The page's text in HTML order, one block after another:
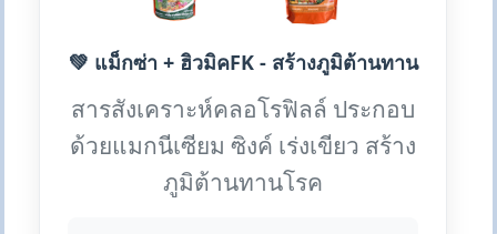
💚 แม็กซ่า + ฮิวมิคFK - สร้างภูมิต้านทาน
สารสังเคราะห์คลอโรฟิลล์ ประกอบ
ด้วยแมกนีเซียม ซิงค์ เร่งเขียว สร้าง
ภูมิต้านทานโรค